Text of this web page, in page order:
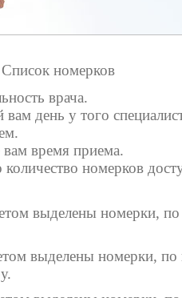
номерков
врача.
день у того
время приема.
количество номерков
выделены номерки,
выделены номерки,